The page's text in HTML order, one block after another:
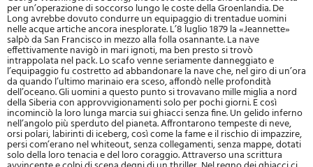
per un’operazione di soccorso lungo le coste della Groenlandia. De
Long avrebbe dovuto condurre un equipaggio di trentadue uomini
nelle acque artiche ancora inesplorate. L’8 luglio 1879 la «Jeannette»
salpò da San Francisco in mezzo alla folla osannante. La nave
effettivamente navigò in mari ignoti, ma ben presto si trovò
intrappolata nel pack. Lo scafo venne seriamente danneggiato e
l’equipaggio fu costretto ad abbandonare la nave che, nel giro di un’ora
da quando l’ultimo marinaio era sceso, affondò nelle profondità
dell’oceano. Gli uomini a questo punto si trovavano mille miglia a nord
della Siberia con approvvigionamenti solo per pochi giorni. E così
incominciò la loro lunga marcia sui ghiacci senza fine. Un gelido inferno
nell’angolo più sperduto del pianeta. Affrontarono tempeste di neve,
orsi polari, labirinti di iceberg, così come la fame e il rischio di impazzire,
persi com’erano nel whiteout, senza collegamenti, senza mappe, dotati
solo della loro tenacia e del loro coraggio. Attraverso una scrittura